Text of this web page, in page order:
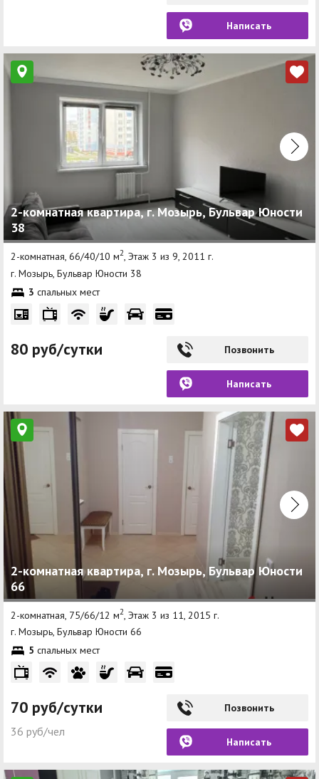
Написать
2-комнатная квартира, г. Мозырь, Бульвар Юности
38
2-комнатная, 66/40/10 м2, Этаж 3 из 9, 2011 г.
г. Мозырь, Бульвар Юности 38
3 спальных мест
80 руб/сутки Позвонить
Написать
2-комнатная квартира, г. Мозырь, Бульвар Юности
66
2-комнатная, 75/66/12 м2 , Этаж 3 из 11, 2015 г.
г. Мозырь, Бульвар Юности 66
5 спальных мест
70 руб/сутки
36 руб/чел
Позвонить
Написать